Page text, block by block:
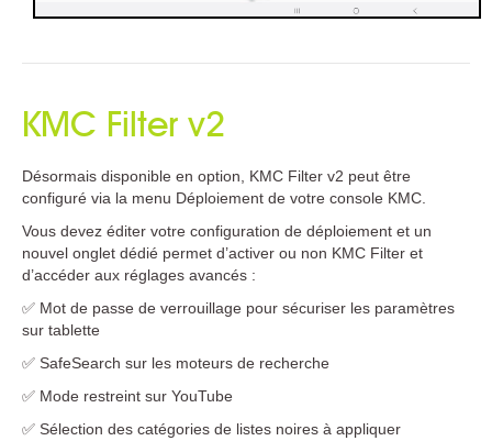
KMC Filter v2
Désormais disponible en option, KMC Filter v2 peut être
configuré via la menu Déploiement de votre console KMC.
Vous devez éditer votre configuration de déploiement et un
nouvel onglet dédié permet d’activer ou non KMC Filter et
d’accéder aux réglages avancés :
✅ Mot de passe de verrouillage pour sécuriser les paramètres
sur tablette
✅ SafeSearch sur les moteurs de recherche
✅ Mode restreint sur YouTube
✅ Sélection des catégories de listes noires à appliquer